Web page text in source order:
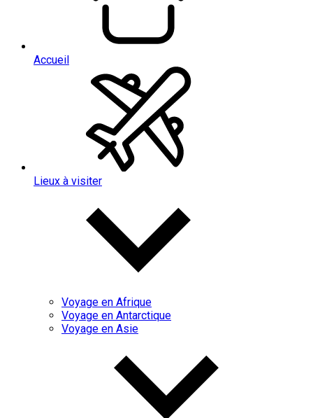
Accueil
Lieux à visiter
Voyage en Afrique
Voyage en Antarctique
Voyage en Asie